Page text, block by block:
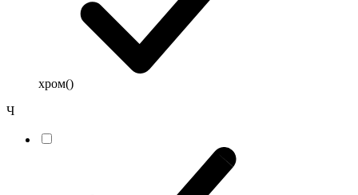
хром()
Ч